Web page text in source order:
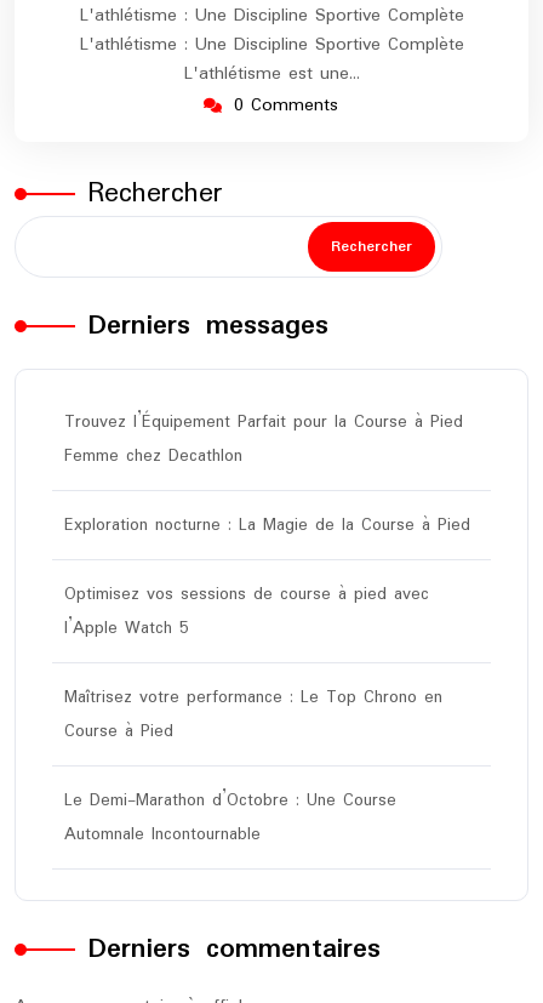
L'athlétisme : Une Discipline Sportive Complète
L'athlétisme : Une Discipline Sportive Complète
L'athlétisme est une…
0 Comments
Rechercher
Rechercher
Derniers messages
Trouvez l’Équipement Parfait pour la Course à Pied
Femme chez Decathlon
Exploration nocturne : La Magie de la Course à Pied
Optimisez vos sessions de course à pied avec
l’Apple Watch 5
Maîtrisez votre performance : Le Top Chrono en
Course à Pied
Le Demi-Marathon d’Octobre : Une Course
Automnale Incontournable
Derniers commentaires